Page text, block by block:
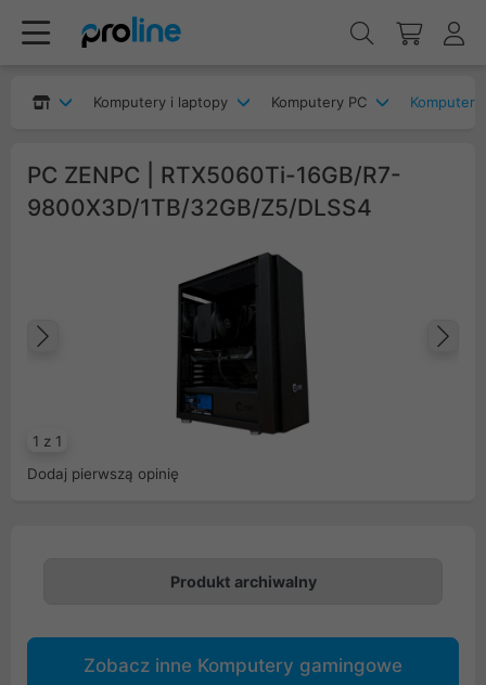
Komputery i laptopy Komputery PC
PC ZENPC | RTX5060Ti-16GB/R7-
9800X3D/1TB/32GB/Z5/DLSS4
1 z 1
Poprzedni
Dodaj pierwszą opinię
Produkt archiwalny
Zobacz inne Komputery gamingowe